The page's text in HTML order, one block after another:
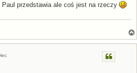
przedstawia ale coś jest na rzeczy